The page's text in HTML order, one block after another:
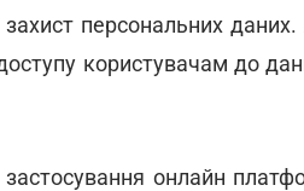
персональних
користувачам до
застосування онлайн